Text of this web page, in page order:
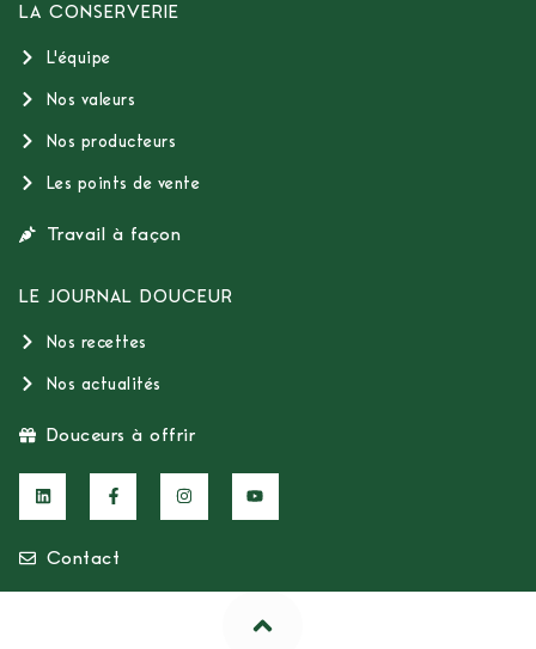
LA CONSERVERIE
L'équipe
Nos valeurs
Nos producteurs
Les points de vente
Travail à façon
LE JOURNAL DOUCEUR
Nos recettes
Nos actualités
Douceurs à offrir
Contact